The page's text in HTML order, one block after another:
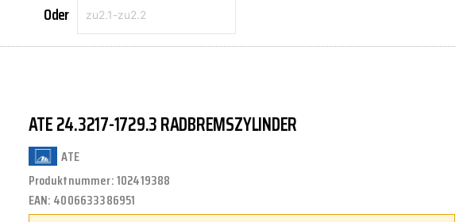
VERBREITERUNG
TRITTBRETTER
ELEKTRIK
KLIMAANLAGE
LENKUNG MOTORTEILE
TECHNIK & WARTUNG
REINIGUNGS-/PFLEGEMITTEL
AS-PL
DR.WACK
LIQUI MOLY MANN FILTER
Oder
ATE 24.3217-1729.3 RADBREMSZYLINDER
ATE
Produktnummer:102419388
EAN: 4006633386951